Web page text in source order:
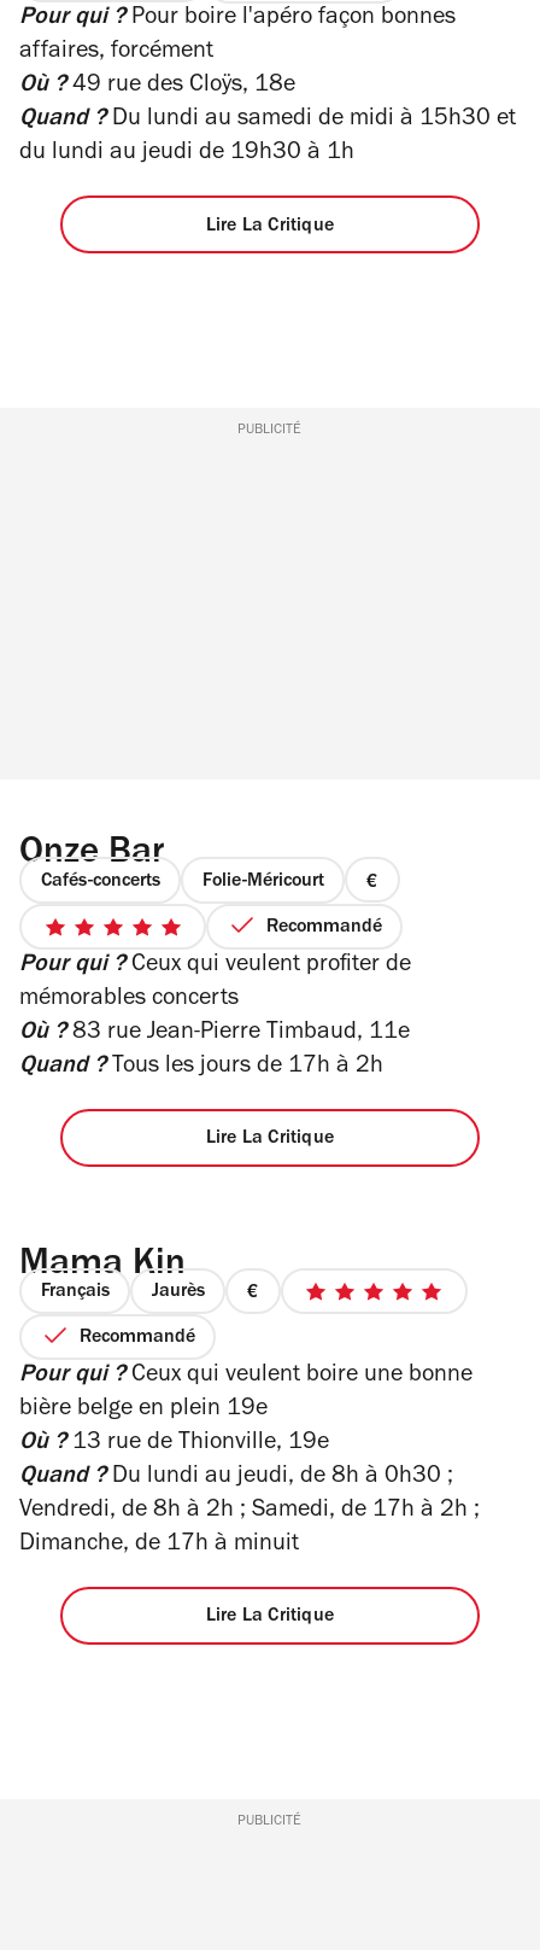
sur
sur
5
étoiles
Pour qui ?Pour boire l'apéro façon bonnes
affaires, forcément
Où ?49 rue des Cloÿs, 18e
Quand ? Du lundi au samedi de midi à 15h30 et
du lundi au jeudi de 19h30 à 1h
Lire La Critique
PUBLICITÉ
Onze Bar
Cafés-concerts Folie-Méricourt
prix
1
sur
5
sur
5
étoiles
Recommandé
Pour qui ? Ceux qui veulent profiter de
mémorables concerts
Où ?83 rue Jean-Pierre Timbaud, 11e
Quand ? Tous les jours de 17h à 2h
Lire La Critique
Mama Kin
Français Jaurès
prix
sur
5
Recommandé
Pour qui ?Ceux qui veulent boire une bonne
bière belge en plein 19e
Où ?13 rue de Thionville, 19e
Quand ?Du lundi au jeudi, de 8h à 0h30 ;
Vendredi, de 8h à 2h ; Samedi, de 17h à 2h ;
Dimanche, de 17h à minuit
Lire La Critique
PUBLICITÉ